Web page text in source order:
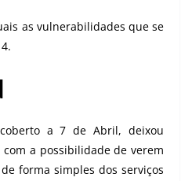
as vulnerabilidades que se
a 7 de Abril, deixou
a possibilidade de verem
forma simples dos serviços